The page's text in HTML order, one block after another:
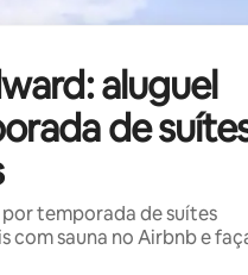
aluguel
de
temporada de suítes
com sauna no Airbnb e